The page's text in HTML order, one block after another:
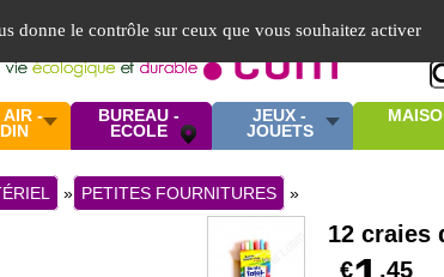
donne le contrôle sur ceux que vous souhaitez activer
AIR -
BUREAU -
ECOLE
JEUX -
JOUETS
» PETITES FOURNITURES »
12 craies
€ .45